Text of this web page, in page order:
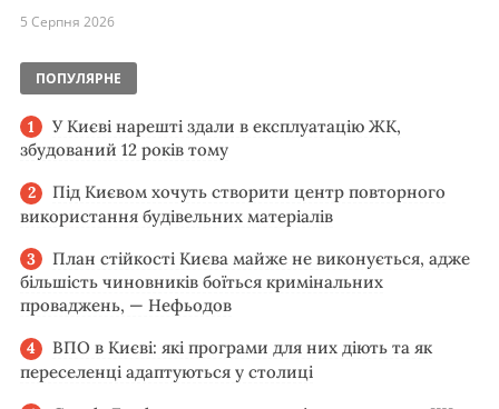
5 Серпня 2026
ПОПУЛЯРНЕ
У Києві нарешті здали в експлуатацію ЖК,
збудований 12 років тому
Під Києвом хочуть створити центр повторного
використання будівельних матеріалів
План стійкості Києва майже не виконується, адже
більшість чиновників боїться кримінальних
проваджень, — Нефьодов
ВПО в Києві: які програми для них діють та як
переселенці адаптуються у столиці